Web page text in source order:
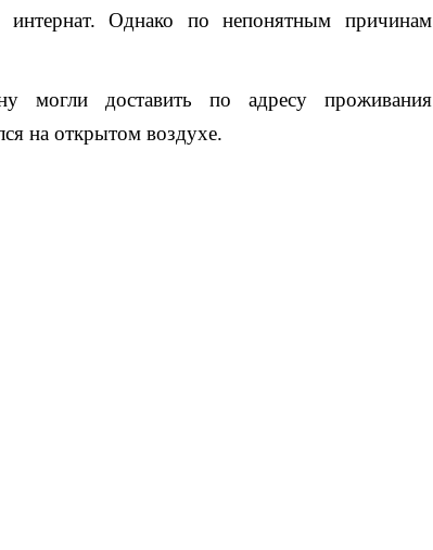
интернат. Однако по непонятным причинам
могли доставить по адресу проживания
на открытом воздухе.